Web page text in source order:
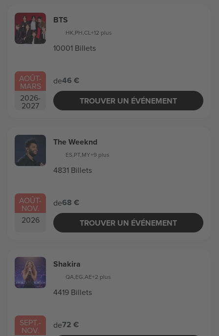
AOÛT-
MARS
2026-
2027
BTS
HK,PH,CL+12 plus
10001 Billets
de46 €
TROUVER UN ÉVÉNEMENT
AOÛT-
NOV.
2026
The Weeknd
ES,PT,MY+9 plus
4831 Billets
de68 €
TROUVER UN ÉVÉNEMENT
SEPT.-
NOV.
Shakira
QA,EG,AE+2 plus
4419 Billets
de72 €